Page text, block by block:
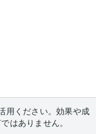
用ください。効果や成
はありません。